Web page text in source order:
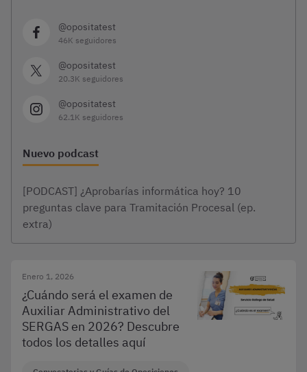
@opositatest
46K seguidores
@opositatest
20.3K seguidores
@opositatest
62.1K seguidores
Nuevo podcast
[PODCAST] ¿Aprobarías informática hoy? 10
preguntas clave para Tramitación Procesal (ep.
extra)
Enero 1, 2026
¿Cuándo será el examen de
Auxiliar Administrativo del
SERGAS en 2026? Descubre
todos los detalles aquí